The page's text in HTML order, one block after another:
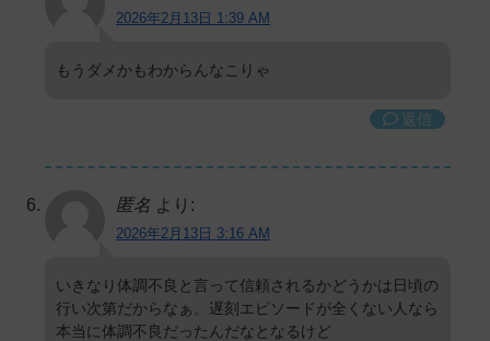
2026年2月13日 1:39 AM
もうダメかもわからんなこりゃ
返信
匿名 より:
2026年2月13日 3:16 AM
いきなり体調不良と言って信頼されるかどうかは日頃の
行い次第だからなぁ。遅刻エピソードが全くない人なら
本当に体調不良だったんだなとなるけど